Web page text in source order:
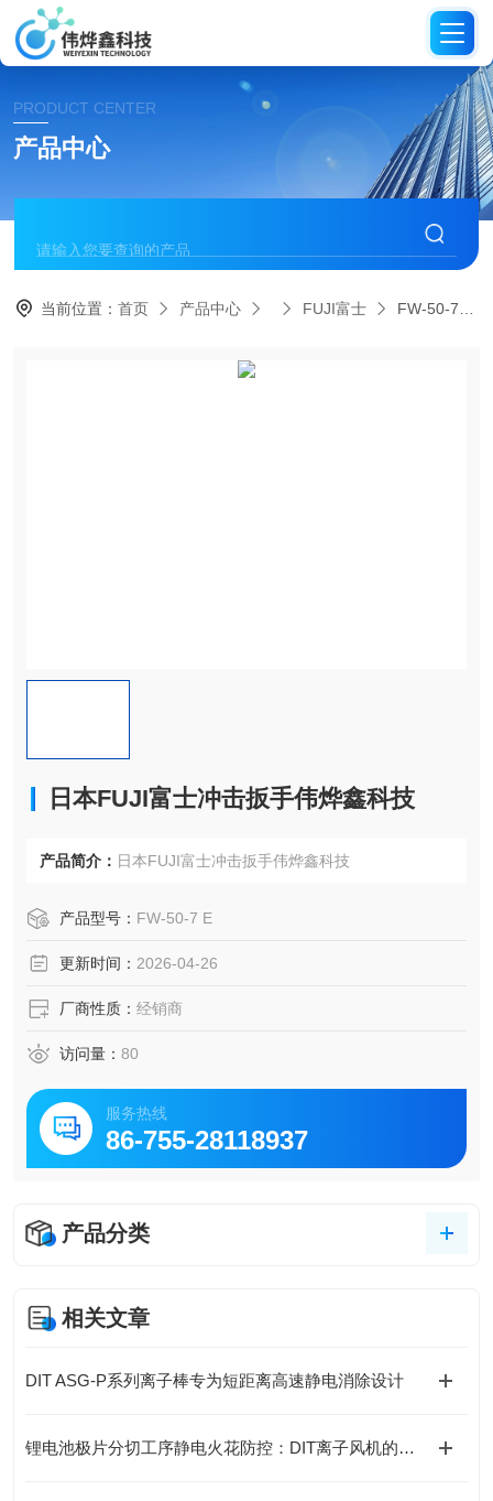
PRODUCT CENTER
产品中心
当前位置：首页 产品中心 FUJI富士 FW-50-7 E日本FUJI富士冲击扳手伟烨鑫科技
日本FUJI富士冲击扳手伟烨鑫科技
产品简介： 日本FUJI富士冲击扳手伟烨鑫科技
产品型号： FW-50-7 E
更新时间： 2026-04-26
厂商性质： 经销商
访问量： 80
服务热线
86-755-28118937
产品分类
相关文章
DIT ASG-P系列离子棒专为短距离高速静电消除设计
锂电池极片分切工序静电火花防控：DIT离子风机的防爆安全处理方案